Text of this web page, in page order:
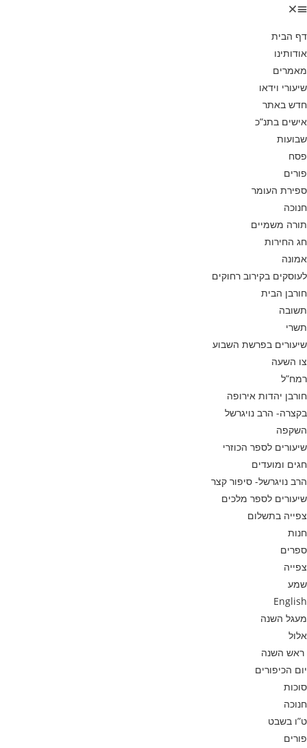
דף הבית
אודותינו
מאמרים
שיעורי וידאו
חדש באתר
אישים בתנ”כ
שבועות
פסח
פורים
ספירת העומר
חנוכה
תורה משמיים
חג החירות
אמונה
לעוסקים בקירוב רחוקים
חורבן הבית
תשובה
תשרי
שיעורים בפרשת השבוע
צו השעה
רמח”ל
חורבן יהדות אירופה
בקצרה- הרב נויגרשל
השקפה
שיעורים לספר הכוזרי
חגים ומועדים
הרב נויגרשל- סיפור קצר
שיעורים לספר מלכים
צפייה בתשלום
חנות
ספרים
צפייה
שמע
English
מעגל השנה
אלול
ראש השנה
יום הכיפורים
סוכות
חנוכה
ט”ו בשבט
פורים